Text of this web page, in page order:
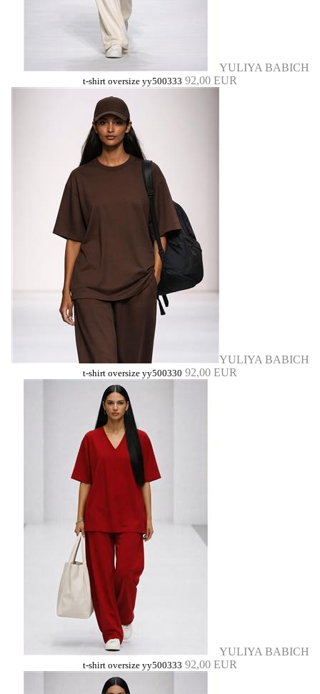
YULIYA BABICH
t-shirt oversize yy500333 92,00 EUR
YULIYA BABICH
t-shirt oversize yy500330 92,00 EUR
YULIYA BABICH
t-shirt oversize yy500333 92,00 EUR